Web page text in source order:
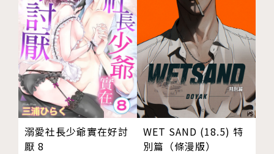
溺愛社長少爺實在好討
厭 8
WET SAND (18.5) 特
別篇（條漫版）